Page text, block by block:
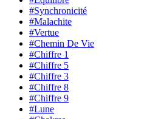
#Synchronicité
#Malachite
#Vertue
#Chemin De Vie
#Chiffre 1
#Chiffre 5
#Chiffre 3
#Chiffre 8
#Chiffre 9
#Lune